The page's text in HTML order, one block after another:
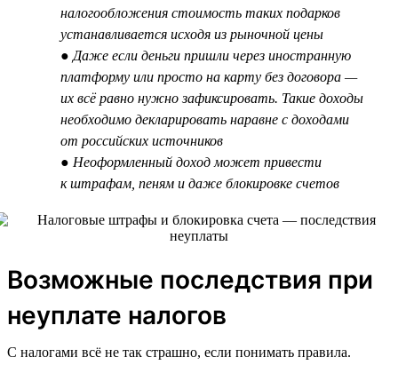
налогообложения стоимость таких подарков
устанавливается исходя из рыночной цены
● Даже если деньги пришли через иностранную
платформу или просто на карту без договора —
их всё равно нужно зафиксировать. Такие доходы
необходимо декларировать наравне с доходами
от российских источников
● Неоформленный доход может привести
к штрафам, пеням и даже блокировке счетов
Возможные последствия при
неуплате налогов
С налогами всё не так страшно, если понимать правила.